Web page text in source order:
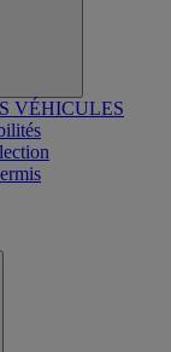
VÉHICULES